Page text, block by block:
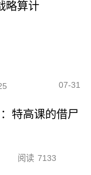
略算计
07-31
特高课的借尸
阅读 7133